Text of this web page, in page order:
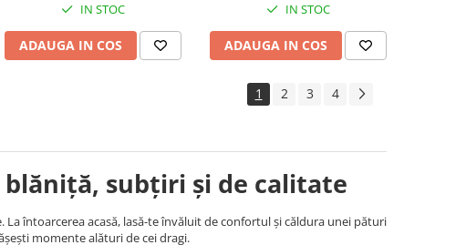
IN STOC
ADAUGA IN COS
IN STOC
ADAUGA IN COS
1 2 3 4
blăniță, subțiri și de calitate
întoarcerea acasă, lasă-te învăluit de confortul și căldura unei pături
momente alături de cei dragi.